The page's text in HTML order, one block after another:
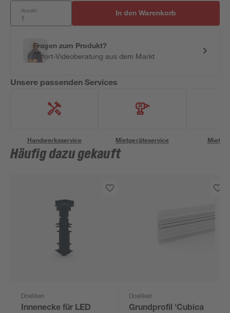
Anzahl: In den Warenkorb
Fragen zum Produkt?
Sofort-Videoberatung aus dem Markt
Unsere passenden Services
Handwerksservice Mietgeräteservice
Häufig dazu gekauft
Doellken
Innenecke für LED
Doellken
Grundprofil 'Cubica